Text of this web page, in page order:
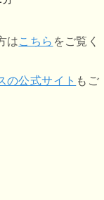
はこちら をご覧く
の公式サイト もご